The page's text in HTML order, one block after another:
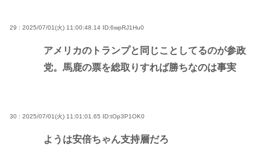
29 : 2025/07/01(火) 11:00:48.14 ID:6wpRJ1Hu0
アメリカのトランプと同じことしてるのが参政
党。馬鹿の票を総取りすれば勝ちなのは事実
30 : 2025/07/01(火) 11:01:01.65 ID:tOp3P1OK0
ようは安倍ちゃん支持層だろ